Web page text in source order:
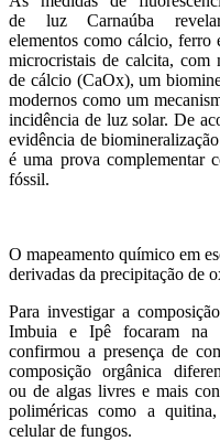
de luzCarnaúba
elementos como cálcio, ferro
microcristais de calcita,
de cálcio (CaOx), um biomin
modernos comoum
incidência de luz solar. De
evidência de
é uma prova complementar
fóssil.
O mapeamento químico em
derivadas da precipitação de
Para investigar a
Imbuia e Ipê focaram na
confirmou a presença de
composição orgânica
ou de algas livres e mais
poliméricas como a
celular de fungos.